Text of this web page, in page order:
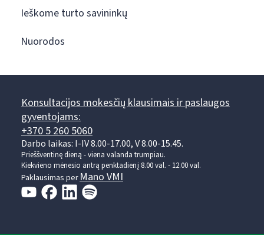
Ieškome turto savininkų
Nuorodos
Konsultacijos mokesčių klausimais ir paslaugos
gyventojams:
+370 5 260 5060
Darbo laikas: I-IV 8.00-17.00, V 8.00-15.45.
Prieššventinę dieną - viena valanda trumpiau.
Kiekvieno mėnesio antrą penktadienį 8.00 val. - 12.00 val.
Paklausimas perMano VMI